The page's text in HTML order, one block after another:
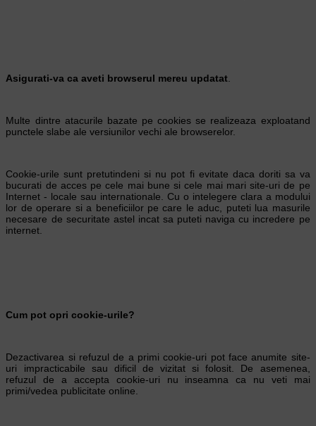
Asigurati-va ca aveti browserul mereu updatat
Multe dintre atacurile bazate pe cookies se realizeaza exploatand
punctele slabe ale versiunilor vechi ale browserelor.
Cookie-urile sunt pretutindeni si nu pot fi evitate daca doriti sa va
bucurati de acces pe cele mai bune si cele mai mari site-uri de pe
Internet - locale sau internationale. Cu o intelegere clara a modului
lor de operare si a beneficiilor pe care le aduc, puteti lua masurile
necesare de securitate astel incat sa puteti naviga cu incredere pe
internet.
Cum pot opri cookie-urile?
Dezactivarea si refuzul de a primi cookie-uri pot face anumite site-
uri impracticabile sau dificil de vizitat si folosit. De asemenea,
refuzul de a accepta cookie-uri nu inseamna ca nu veti mai
primi/vedea publicitate online.